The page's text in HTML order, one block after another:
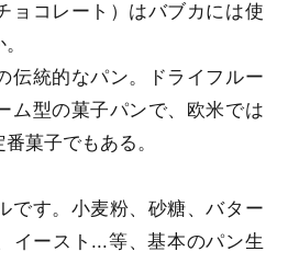
ョコレート）はバブカには使
伝統的なパン。ドライフルー
ム型の菓子パンで、欧米では
菓子でもある。
です。小麦粉、砂糖、バター
イースト...等、基本のパン生